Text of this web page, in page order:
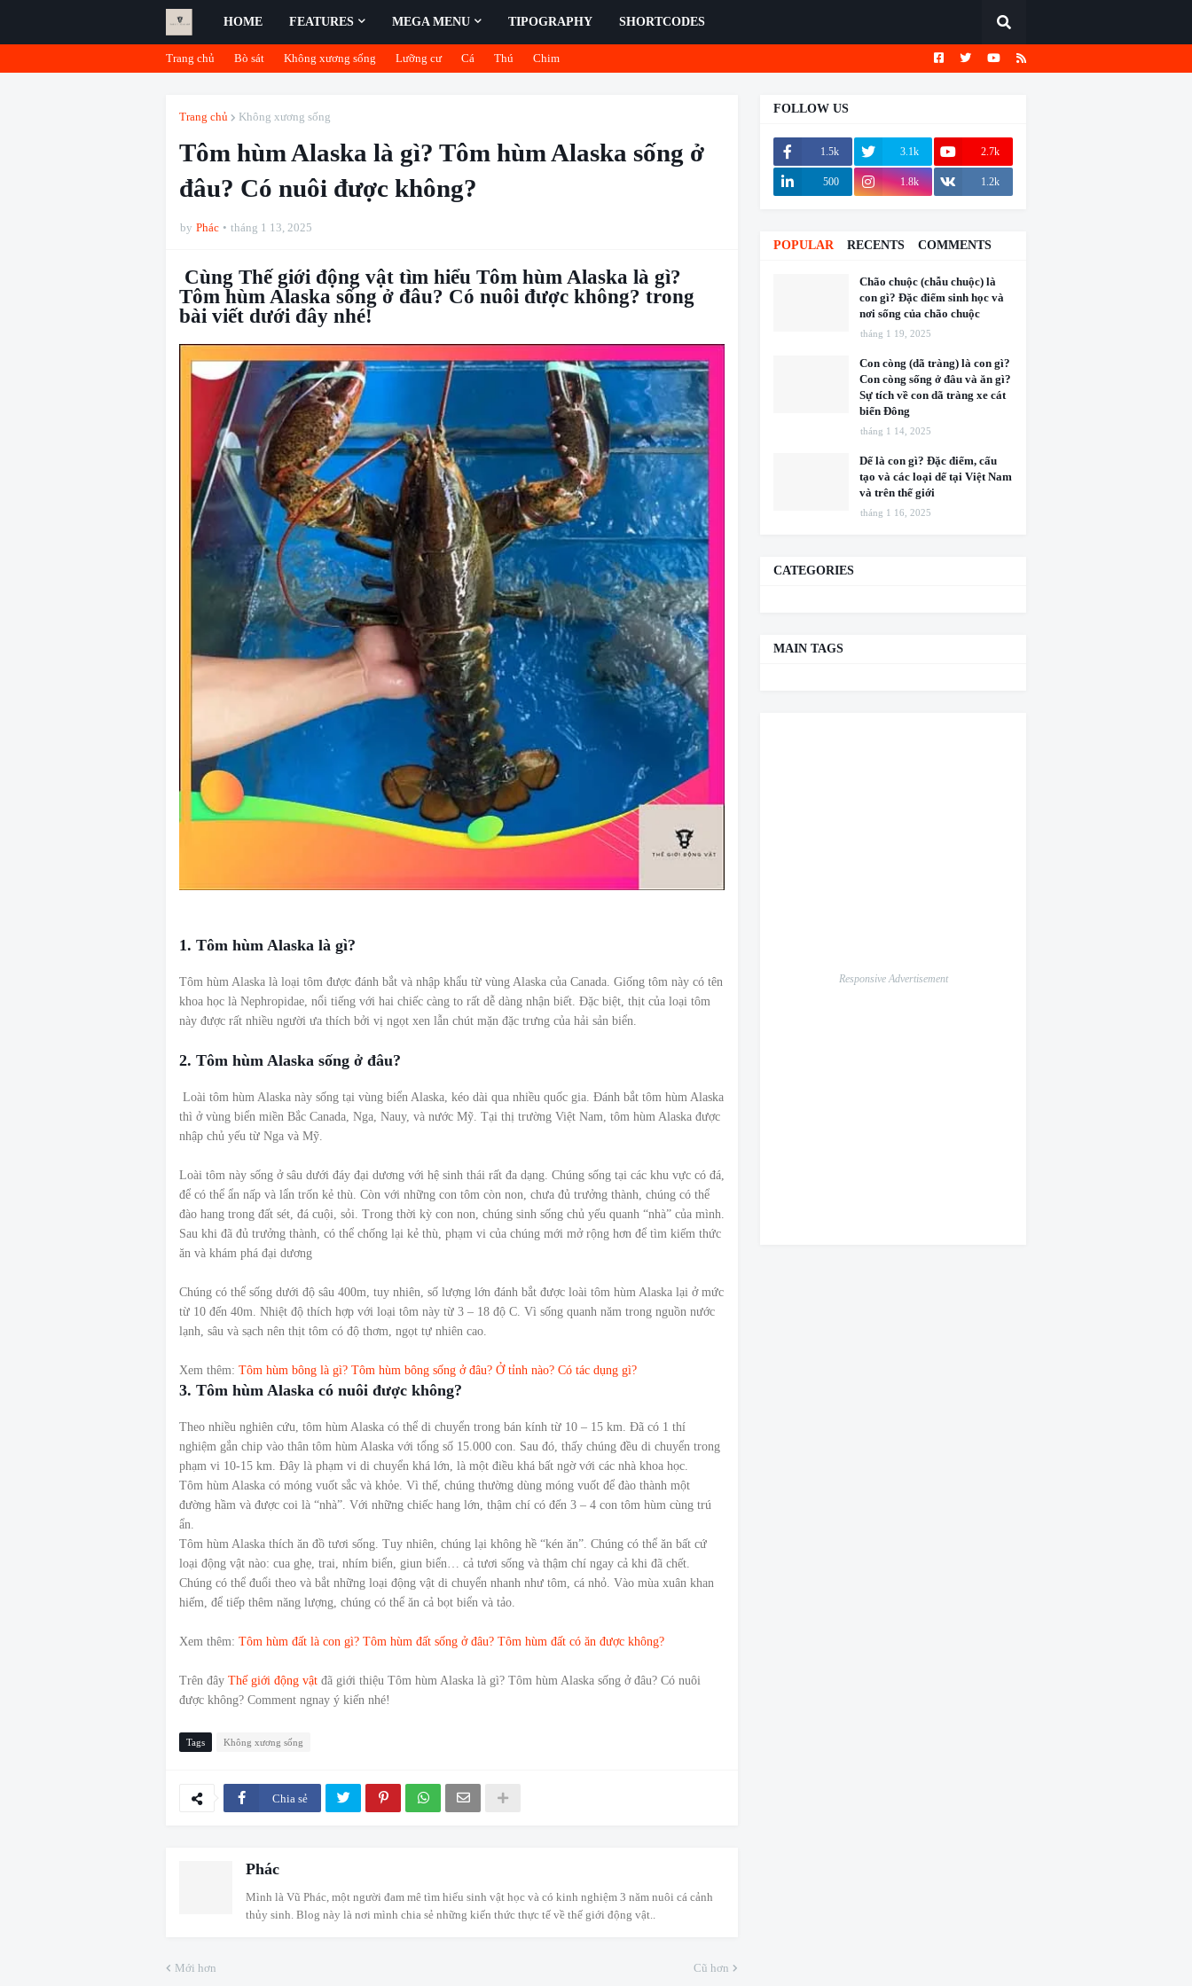
HOME FEATURES MEGA MENU TIPOGRAPHY SHORTCODES
Trang chủ Bò sát Không xương sống Lưỡng cư Cá Thú Chim
Trang chủ Không xương sống
Tôm hùm Alaska là gì? Tôm hùm Alaska sống ở
đâu? Có nuôi được không?
by Phác tháng 1 13, 2025
Cùng Thế giới động vật tìm hiểu Tôm hùm Alaska là gì?
Tôm hùm Alaska sống ở đâu? Có nuôi được không? trong
bài viết dưới đây nhé!
1. Tôm hùm Alaska là gì?
Tôm hùm Alaska là loại tôm được đánh bắt và nhập khẩu từ vùng Alaska của Canada. Giống tôm này có tên
khoa học là Nephropidae, nổi tiếng với hai chiếc càng to rất dễ dàng nhận biết. Đặc biệt, thịt của loại tôm
này được rất nhiều người ưa thích bởi vị ngọt xen lẫn chút mặn đặc trưng của hải sản biển.
2. Tôm hùm Alaska sống ở đâu?
Loài tôm hùm Alaska này sống tại vùng biển Alaska, kéo dài qua nhiều quốc gia. Đánh bắt tôm hùm Alaska
thì ở vùng biển miền Bắc Canada, Nga, Nauy, và nước Mỹ. Tại thị trường Việt Nam, tôm hùm Alaska được
nhập chủ yếu từ Nga và Mỹ.
Loài tôm này sống ở sâu dưới đáy đại dương với hệ sinh thái rất đa dạng. Chúng sống tại các khu vực có đá,
để có thể ẩn nấp và lẩn trốn kẻ thù. Còn với những con tôm còn non, chưa đủ trưởng thành, chúng có thể
đào hang trong đất sét, đá cuội, sỏi. Trong thời kỳ con non, chúng sinh sống chủ yếu quanh “nhà” của mình.
Sau khi đã đủ trưởng thành, có thể chống lại kẻ thù, phạm vi của chúng mới mở rộng hơn để tìm kiếm thức
ăn và khám phá đại dương
Chúng có thể sống dưới độ sâu 400m, tuy nhiên, số lượng lớn đánh bắt được loài tôm hùm Alaska lại ở mức
từ 10 đến 40m. Nhiệt độ thích hợp với loại tôm này từ 3 – 18 độ C. Vì sống quanh năm trong nguồn nước
lạnh, sâu và sạch nên thịt tôm có độ thơm, ngọt tự nhiên cao.
Xem thêm: Tôm hùm bông là gì? Tôm hùm bông sống ở đâu? Ở tỉnh nào? Có tác dụng gì?
3. Tôm hùm Alaska có nuôi được không?
Theo nhiều nghiên cứu, tôm hùm Alaska có thể di chuyển trong bán kính từ 10 – 15 km. Đã có 1 thí
nghiệm gắn chip vào thân tôm hùm Alaska với tổng số 15.000 con. Sau đó, thấy chúng đều di chuyển trong
phạm vi 10-15 km. Đây là phạm vi di chuyển khá lớn, là một điều khá bất ngờ với các nhà khoa học.
Tôm hùm Alaska có móng vuốt sắc và khỏe. Vì thế, chúng thường dùng móng vuốt để đào thành một
đường hầm và được coi là “nhà”. Với những chiếc hang lớn, thậm chí có đến 3 – 4 con tôm hùm cùng trú
ẩn.
Tôm hùm Alaska thích ăn đồ tươi sống. Tuy nhiên, chúng lại không hề “kén ăn”. Chúng có thể ăn bất cứ
loại động vật nào: cua ghẹ, trai, nhím biển, giun biển… cả tươi sống và thậm chí ngay cả khi đã chết.
Chúng có thể đuổi theo và bắt những loại động vật di chuyển nhanh như tôm, cá nhỏ. Vào mùa xuân khan
hiếm, để tiếp thêm năng lượng, chúng có thể ăn cả bọt biển và tảo.
Xem thêm: Tôm hùm đất là con gì? Tôm hùm đất sống ở đâu? Tôm hùm đất có ăn được không?
Trên đây Thế giới động vật đã giới thiệu Tôm hùm Alaska là gì? Tôm hùm Alaska sống ở đâu? Có nuôi
được không? Comment ngnay ý kiến nhé!
Tags Không xương sống
Chia sẻ
Phác
Mình là Vũ Phác, một người đam mê tìm hiểu sinh vật học và có kinh nghiệm 3 năm nuôi cá cảnh
thủy sinh. Blog này là nơi mình chia sẻ những kiến thức thực tế về thế giới động vật..
Mới hơn Cũ hơn
FOLLOW US
1.5k 3.1k 2.7k
500 1.8k 1.2k
POPULAR RECENTS COMMENTS
Chão chuộc (chẫu chuộc) là
con gì? Đặc điểm sinh học và
nơi sống của chão chuộc
tháng 1 19, 2025
Con còng (dã tràng) là con gì?
Con còng sống ở đâu và ăn gì?
Sự tích về con dã tràng xe cát
biển Đông
tháng 1 14, 2025
Dế là con gì? Đặc điểm, cấu
tạo và các loại dế tại Việt Nam
và trên thế giới
tháng 1 16, 2025
CATEGORIES
MAIN TAGS
Responsive Advertisement